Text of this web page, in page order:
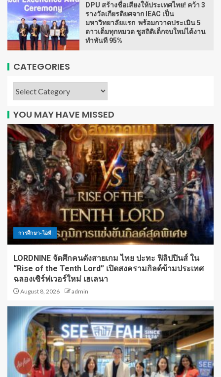
DPU สร้างชื่อเสียงให้ประเทศไทย! คว้า 3
รางวัลเกียรติยศจาก IEAC เป็น
มหาวิทยาลัยแรก พร้อมกวาดประเมิน 5
ดาวเต็มทุกหมวด ชูสถิติเด็กจบใหม่ได้งาน
ทำทันที 95%
CATEGORIES
YOU MAY HAVE MISSED
การศึกษา-ไอที
LORDNINE จัดศึกคนดังสายเกม ไทย ปะทะ ฟิลิปปินส์ ใน
“Rise of the Tenth Lord” เปิดสงครามกิลด์ข้ามประเทศ
ฉลองเซิร์ฟเวอร์ใหม่ เฮเลนา
August 8, 2026 admin